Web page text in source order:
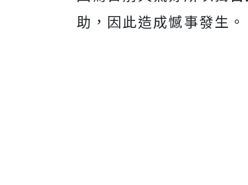
助，因此造成憾事發生。